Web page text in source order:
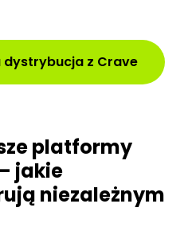
dystrybucja z Crave
platformy
jakie
niezależnym